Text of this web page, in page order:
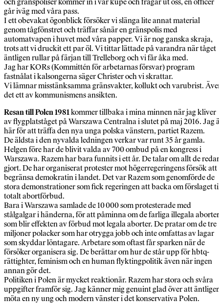
och gränspoliser kommer in i vår kupé och frågar ut oss, en officer
går iväg med våra pass.
I ett obevakat ögonblick försöker vi slänga lite annat material
genom tågfönstret och träffar sånär en gränspolis med
automatvapen i huvet med våra papper. Vi är nog ganska skraja,
trots att vi druckit ett par öl. Vi tittar lättade på varandra när tåget
äntligen rullar på färjan till Trelleborg och vi får åka med.
Jag har KORs (Kommittén för arbetarnas försvar) program
fastnålat i kalsongerna säger Christer och vi skrattar.
Vi lämnar misstänksamma gränsvakter, kollukt och varubrist.
det ett av kommunismens ansikten.
Resan till Polen 1981kommer tillbaka i mina minnen när jag kliver
av flygplatståget på Warszawa Centralna i slutet på maj 2016. Jag
här för att träffa den nya unga polska vänstern, partiet Razem.
De äldsta i den nyvalda ledningen verkar var runt 35 år gamla.
Helgen före har de blivit valda av 700 ombud på en kongress i
Warszawa. Razem har bara funnits i ett år. De talar om allt de
gjort. De har organiserat protester mot högerregeringens försök att
begränsa demokratin i landet. Det var Razem som genomförde de
stora demonstrationer som fick regeringen att backa om förslaget
totalt abortförbud.
Bara i Warszawa samlade de 10 000 som protesterade med
stålgalgar i händerna, för att påminna om de farliga illegala aborter
som blir effekten av förbud mot legala aborter. De pratar om de tre
miljoner polacker som har otrygga jobb och inte omfattas av lagar
som skyddar löntagare. Arbetare som oftast får sparken när de
försöker organisera sig. De berättar om hur de står upp för hbtq-
rättighter, feminism och en human flyktingpolitik även när ingen
annan gör det.
Politiken i Polen är mycket reaktionär. Razem har stora och svåra
uppgifter framför sig. Jag känner mig genuint glad över att
möta en ny ung och modern vänster i det konservativa Polen.